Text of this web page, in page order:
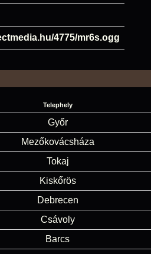
4775/mr6s.ogg
Telephely
Győr
Mezőkovácsháza
Tokaj
Kiskőrös
Debrecen
Csávoly
Barcs